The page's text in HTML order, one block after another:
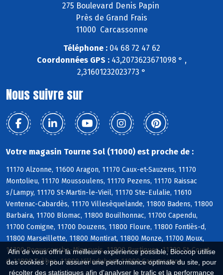
Afin de vous offrir la meilleure expérience possible, Biocoop utilise
des cookies : pour assurer une performance optimale du site, pour
récolter des statistiques afin d'analyser le trafic et la performance
275 Boulevard Denis Papin
Près de Grand Frais
11000 Carcassonne
Téléphone :04 68 72 47 62
Coordonnées GPS :43,2073623671098 ° ,
2,31601232023773 °
Nous suivre sur
Votre magasin Tourne Sol (11000) est proche de :
11170 Alzonne, 11600 Aragon, 11170 Caux-et-Sauzens, 11170
Montolieu, 11170 Moussoulens, 11170 Pezens, 11170 Raissac
s/Lampy, 11170 St-Martin-le-Vieil, 11170 Ste-Eulalie, 11610
Ventenac-Cabardès, 11170 Villesèquelande, 11800 Badens, 11800
Barbaira, 11700 Blomac, 11800 Bouilhonnac, 11700 Capendu,
11700 Comigne, 11700 Douzens, 11800 Floure, 11800 Fontiès-d,
11800 Marseillette, 11800 Montirat, 11800 Monze, 11700 Moux,
11700 Roquecourbe-Minervois, 11800 Rustiques, 11700 St-Couat-
d, 11800 Trèbes, 11800 Villedubert, 11000 Carcassonne